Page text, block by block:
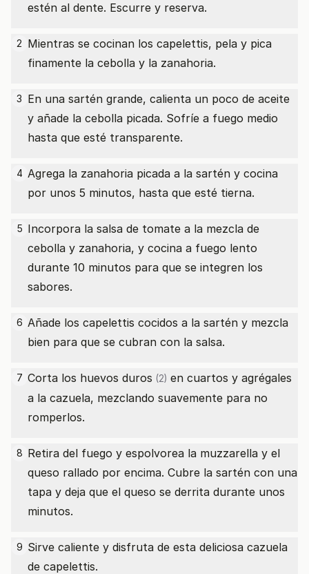
estén al dente. Escurre y reserva.
2 Mientras se cocinan los capelettis, pela y pica
finamente la cebolla y la zanahoria.
3 En una sartén grande, calienta un poco de aceite
y añade la cebolla picada. Sofríe a fuego medio
hasta que esté transparente.
4 Agrega la zanahoria picada a la sartén y cocina
por unos 5 minutos, hasta que esté tierna.
5 Incorpora la salsa de tomate a la mezcla de
cebolla y zanahoria, y cocina a fuego lento
durante 10 minutos para que se integren los
sabores.
6 Añade los capelettis cocidos a la sartén y mezcla
bien para que se cubran con la salsa.
7 Corta los huevos duros (2) en cuartos y agrégales
a la cazuela, mezclando suavemente para no
romperlos.
8 Retira del fuego y espolvorea la muzzarella y el
queso rallado por encima. Cubre la sartén con una
tapa y deja que el queso se derrita durante unos
minutos.
9 Sirve caliente y disfruta de esta deliciosa cazuela
de capelettis.